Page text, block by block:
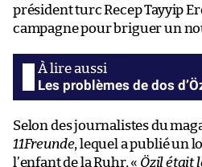
président turc Recep Tayyip
campagne pour briguer un
Les problèmes de dos
Selon des journalistes du
11Freunde, lequel a publié un
l’enfant de la Ruhr, « Özil était